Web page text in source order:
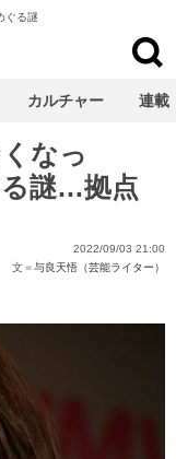
ぐる謎
なっ
謎…拠点
2022/09/03 21:00
文＝与良天悟（芸能ライター）
カルチャー 連載